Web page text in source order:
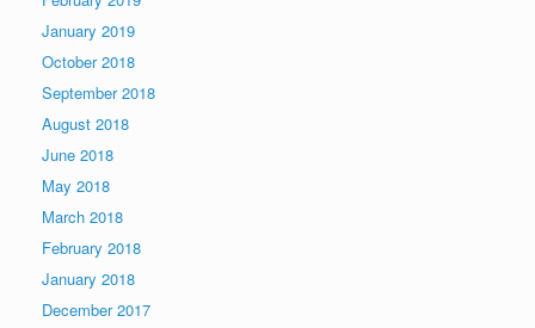
January 2019
October 2018
September 2018
August 2018
June 2018
May 2018
March 2018
February 2018
January 2018
December 2017